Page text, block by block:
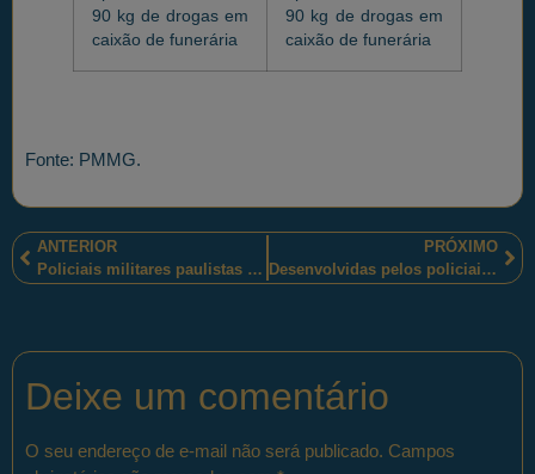
Fonte: PMMG.
ANTERIOR
Policiais militares paulistas agiram prontamente e salvaram uma criança, quase desfalecida, de uma escolinha da Zona Sul de São Paulo-SP
PRÓXIMO
Desenvolvidas pelos policiais militares fluminenses, as ações policiais militares continuam na Comunidade da Rocinha, no Rio de Janeiro-RJ
Deixe um comentário
O seu endereço de e-mail não será publicado. Campos